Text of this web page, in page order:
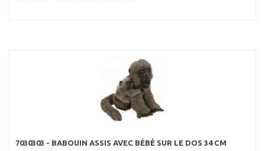
7030303 - BABOUIN ASSIS AVEC BÉBÉ SUR LE DOS 34 CM